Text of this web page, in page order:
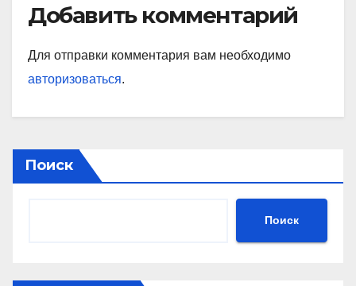
Добавить комментарий
Для отправки комментария вам необходимо
авторизоваться.
Поиск
Поиск